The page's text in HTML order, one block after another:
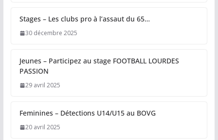
Stages – Les clubs pro à l’assaut du 65…
30 décembre 2025
Jeunes – Participez au stage FOOTBALL LOURDES
PASSION
29 avril 2025
Feminines – Détections U14/U15 au BOVG
20 avril 2025